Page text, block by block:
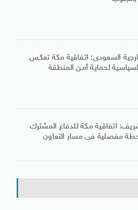
السعودى: اتفاقية مكة تعكس
السياسية لحماية أمن المنطقة
اتفاقية مكة للدفاع المشترك
مفصلية فى مسار التعاون